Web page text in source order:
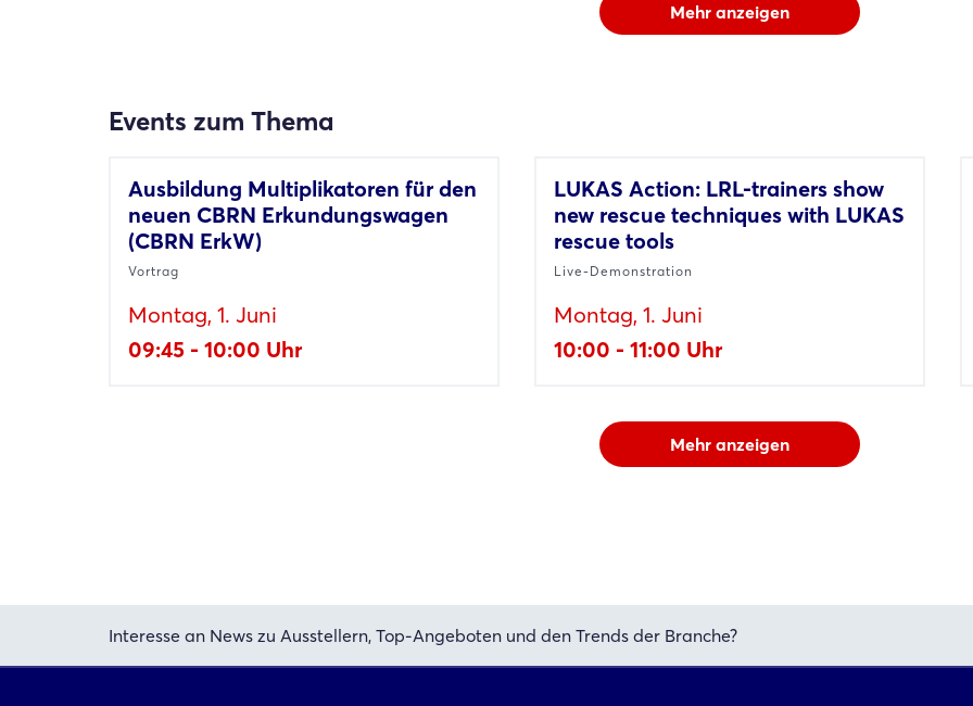
Mehr anzeigen
Events zum Thema
Ausbildung Multiplikatoren für den
neuen CBRN Erkundungswagen
(CBRN ErkW)
Vortrag
Montag, 1. Juni
09:45 - 10:00 Uhr
LUKAS Action: LRL-trainers show
new rescue techniques with LUKAS
rescue tools
Live-Demonstration
Montag, 1. Juni
10:00 - 11:00 Uhr
Mehr anzeigen
Interesse an News zu Ausstellern, Top-Angeboten und den Trends der Branche?